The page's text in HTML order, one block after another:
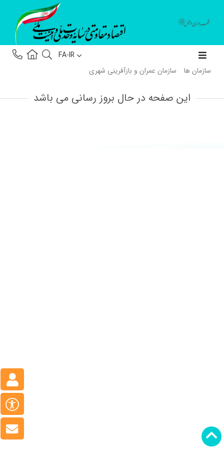
FA-IR
سازمان ها
سازمان عمران و بازآفرینی شهری
این صفحه در حال بروز رسانی می باشد